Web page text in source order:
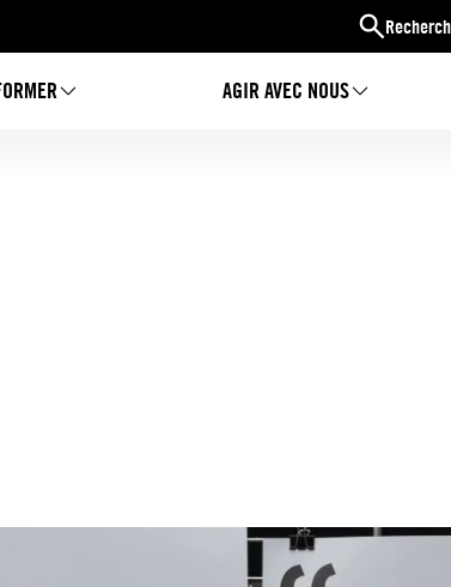
AGIR AVEC NOUS